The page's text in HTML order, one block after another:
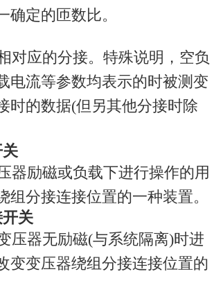
确定的匝数比。
对应的分接。特殊说明，空负
电流等参数均表示的时被测变
时的数据(但另其他分接时除
器励磁或负载下进行操作的用
组分接连接位置的一种装置。
关
压器无励磁(与系统隔离)时进
变变压器绕组分接连接位置的